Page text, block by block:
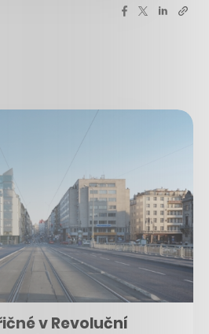
v Revoluční